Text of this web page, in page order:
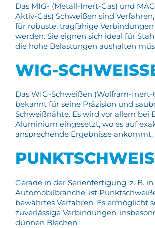
Das MIG- (Metall-Inert-Gas) und
Aktiv-Gas) Schweißen sind
für robuste, tragfähige
werden. Sie eignen sich ideal für
die hohe Belastungen aushalten
WIG-
Das WIG-Schweißen (Wolfram-Inert-
bekannt für seine Präzision und
Schweißnähte. Es wird vor allem bei
Aluminium eingesetzt, wo es auf
ansprechende Ergebnisse ankommt.
Gerade in der Serienfertigung, z. B.
Automobilbranche, ist
bewährtes Verfahren. Es ermöglicht
zuverlässige Verbindungen,
dünnen Blechen.